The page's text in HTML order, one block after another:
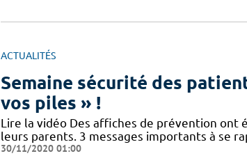
ACTUALITÉS
Semaine sécurité des
vos piles » !
Lire la vidéo Des affiches de prévention ont
leurs parents. 3 messages importants à se
30/11/2020 01:00